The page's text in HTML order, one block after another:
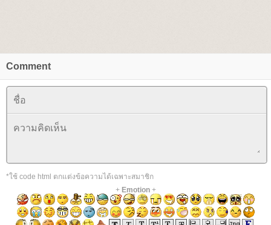
Comment
*ใช้ code html ตกแต่งข้อความได้เฉพาะสมาชิก
+ Emotion+